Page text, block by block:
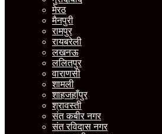
मेरठ
मैनपुरी
रामपुर
रायबरेली
लखनऊ
ललितपुर
वाराणसी
शामली
शाहजहाँपुर
श्रावस्ती
संत कबीर नगर
संत रविदास नगर